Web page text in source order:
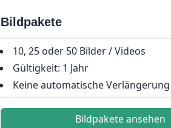
Bildpakete
10, 25 oder 50 Bilder / Videos
Gültigkeit: 1 Jahr
Keine automatische Verlängerung
Bildpakete ansehen